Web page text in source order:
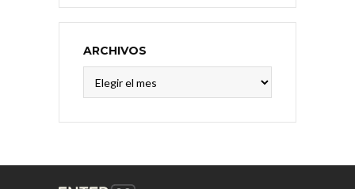
ARCHIVOS